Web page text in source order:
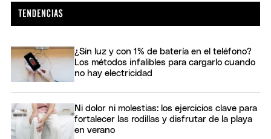
¿Sin luz y con 1% de batería en el teléfono?
Los métodos infalibles para cargarlo cuando
no hay electricidad
Ni dolor ni molestias: los ejercicios clave para
fortalecer las rodillas y disfrutar de la playa
en verano